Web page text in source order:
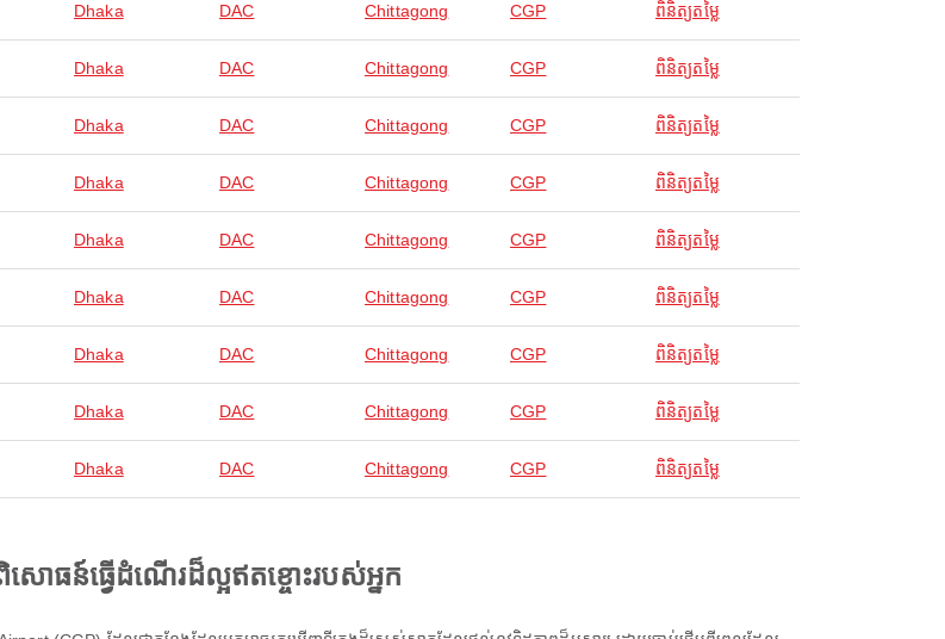
Dhaka DAC Chittagong CGP ពិនិត្យតម្លៃ
Dhaka DAC Chittagong CGP ពិនិត្យតម្លៃ
Dhaka DAC Chittagong CGP ពិនិត្យតម្លៃ
Dhaka DAC Chittagong CGP ពិនិត្យតម្លៃ
Dhaka DAC Chittagong CGP ពិនិត្យតម្លៃ
Dhaka DAC Chittagong CGP ពិនិត្យតម្លៃ
Dhaka DAC Chittagong CGP ពិនិត្យតម្លៃ
Dhaka DAC Chittagong CGP ពិនិត្យតម្លៃ
Dhaka DAC Chittagong CGP ពិនិត្យតម្លៃ
ោធន៍ធ្វើដំណើរដ៏ល្អឥតខ្ចោះរបស់អ្នក